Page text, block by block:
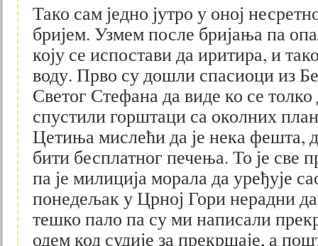
Тако сам једно јутро у оној
бријем. Узмем после бријања па
коју се испостави да иритира, и
воду. Прво су дошли спасиоци из
Светог Стефана да виде ко се
спустили горштаци са околних
Цетиња мислећи да је нека фешта,
бити бесплатног печења. То је све
па је милиција морала да уређује
понедељак у Црној Гори нерадни
тешко пало па су ми написали
одем код судије за прекршаје, а